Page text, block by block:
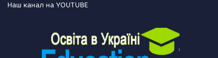
Наш канал на YOUTUBE